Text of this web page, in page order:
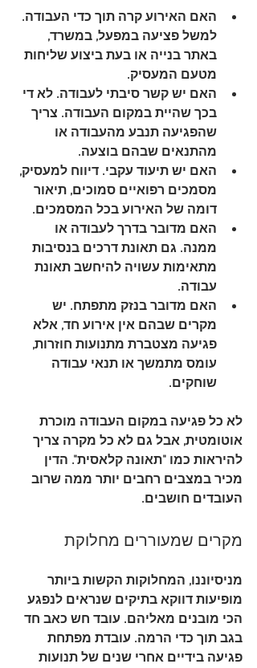
האם האירוע קרה תוך כדי העבודה.
למשל פציעה במפעל, במשרד,
באתר בנייה או בעת ביצוע שליחות
מטעם המעסיק.
האם יש קשר סיבתי לעבודה. לא די
בכך שהיית במקום העבודה. צריך
שהפגיעה תנבע מהעבודה או
מהתנאים שבהם בוצעה.
האם יש תיעוד עקבי. דיווח למעסיק,
מסמכים רפואיים סמוכים, תיאור
דומה של האירוע בכל המסמכים.
האם מדובר בדרך לעבודה או
ממנה. גם תאונת דרכים בנסיבות
מתאימות עשויה להיחשב תאונת
עבודה.
האם מדובר בנזק מתפתח. יש
מקרים שבהם אין אירוע חד, אלא
פגיעה מצטברת מתנועות חוזרות,
עומס מתמשך או תנאי עבודה
שוחקים.
לא כל פגיעה במקום העבודה מוכרת
אוטומטית, אבל גם לא כל מקרה צריך
להיראות כמו "תאונה קלאסית". הדין
מכיר במצבים רחבים יותר ממה שרוב
העובדים חושבים.
מקרים שמעוררים מחלוקת
מניסיוננו, המחלוקות הקשות ביותר
מופיעות דווקא בתיקים שנראים לנפגע
הכי מובנים מאליהם. עובד חש כאב חד
בגב תוך כדי הרמה. עובדת מפתחת
פגיעה בידיים אחרי שנים של תנועות